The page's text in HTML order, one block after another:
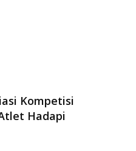
Kompetisi
Hadapi